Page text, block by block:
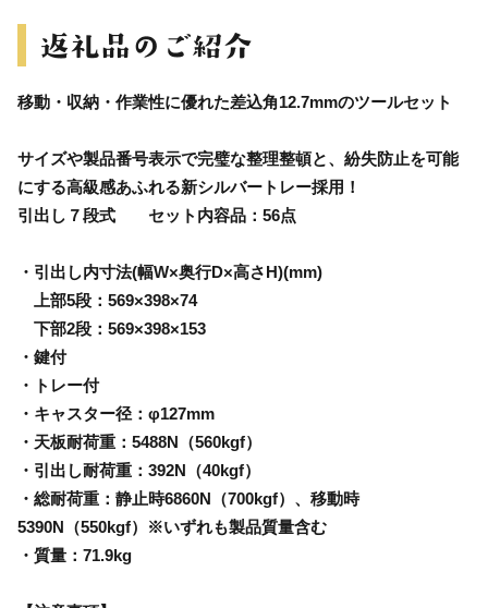
移動・収納・作業性に優れた差込角12.7mmのツールセット
サイズや製品番号表示で完璧な整理整頓と、紛失防止を可能
にする高級感あふれる新シルバートレー採用！
引出し７段式 セット内容品：56点
・引出し内寸法(幅W×奥行D×高さH)(mm)
上部5段：569×398×74
下部2段：569×398×153
・鍵付
・トレー付
・キャスター径：φ127mm
・天板耐荷重：5488N（560kgf）
・引出し耐荷重：392N（40kgf）
・総耐荷重：静止時6860N（700kgf）、移動時
5390N（550kgf）※いずれも製品質量含む
・質量：71.9kg